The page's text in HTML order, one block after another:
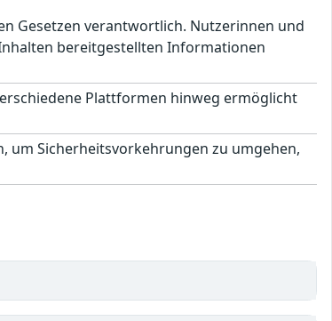
Gesetzen verantwortlich. Nutzerinnen und
bereitgestellten Informationen
Plattformen hinweg ermöglicht
um Sicherheitsvorkehrungen zu umgehen,